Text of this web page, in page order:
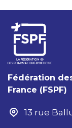
Fédération
France (FSPF)
13 rue